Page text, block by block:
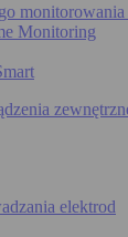
Monitoring
elektrod